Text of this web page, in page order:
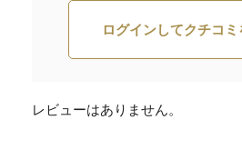
ログインしてクチコ
レビューはありません。